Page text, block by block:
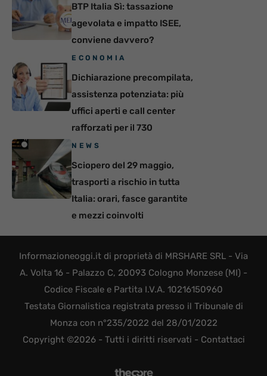
BTP Italia Sì: tassazione
agevolata e impatto ISEE,
conviene davvero?
ECONOMIA
Dichiarazione precompilata,
assistenza potenziata: più
uffici aperti e call center
rafforzati per il 730
NEWS
Sciopero del 29 maggio,
trasporti a rischio in tutta
Italia: orari, fasce garantite
e mezzi coinvolti
Informazioneoggi.it di proprietà di MRSHARE SRL - Via
A. Volta 16 - Palazzo C, 20093 Cologno Monzese (MI) -
Codice Fiscale e Partita I.V.A. 10216150960
Testata Giornalistica registrata presso il Tribunale di
Monza con n°235/2022 del 28/01/2022
Copyright ©2026 - Tutti i diritti riservati - Contattaci